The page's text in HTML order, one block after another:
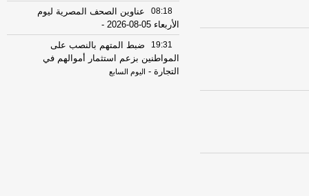
08:18
عناوين الصحف المصرية ليوم
الأربعاء 05-08-2026
-
19:31
ضبط المتهم بالنصب على
المواطنين بزعم استثمار أموالهم في
التجارة - اليوم السابع